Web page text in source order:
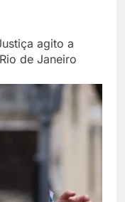
agito a
de Janeiro